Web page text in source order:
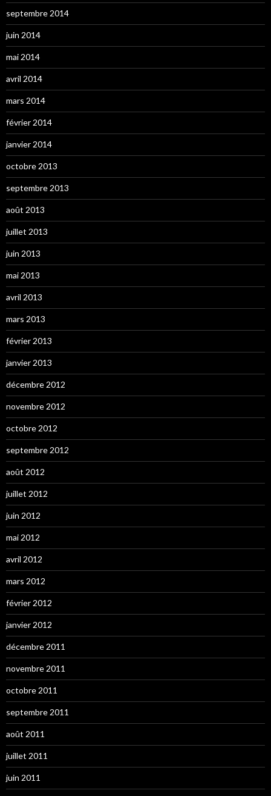
septembre 2014
juin 2014
mai 2014
avril 2014
mars 2014
février 2014
janvier 2014
octobre 2013
septembre 2013
août 2013
juillet 2013
juin 2013
mai 2013
avril 2013
mars 2013
février 2013
janvier 2013
décembre 2012
novembre 2012
octobre 2012
septembre 2012
août 2012
juillet 2012
juin 2012
mai 2012
avril 2012
mars 2012
février 2012
janvier 2012
décembre 2011
novembre 2011
octobre 2011
septembre 2011
août 2011
juillet 2011
juin 2011